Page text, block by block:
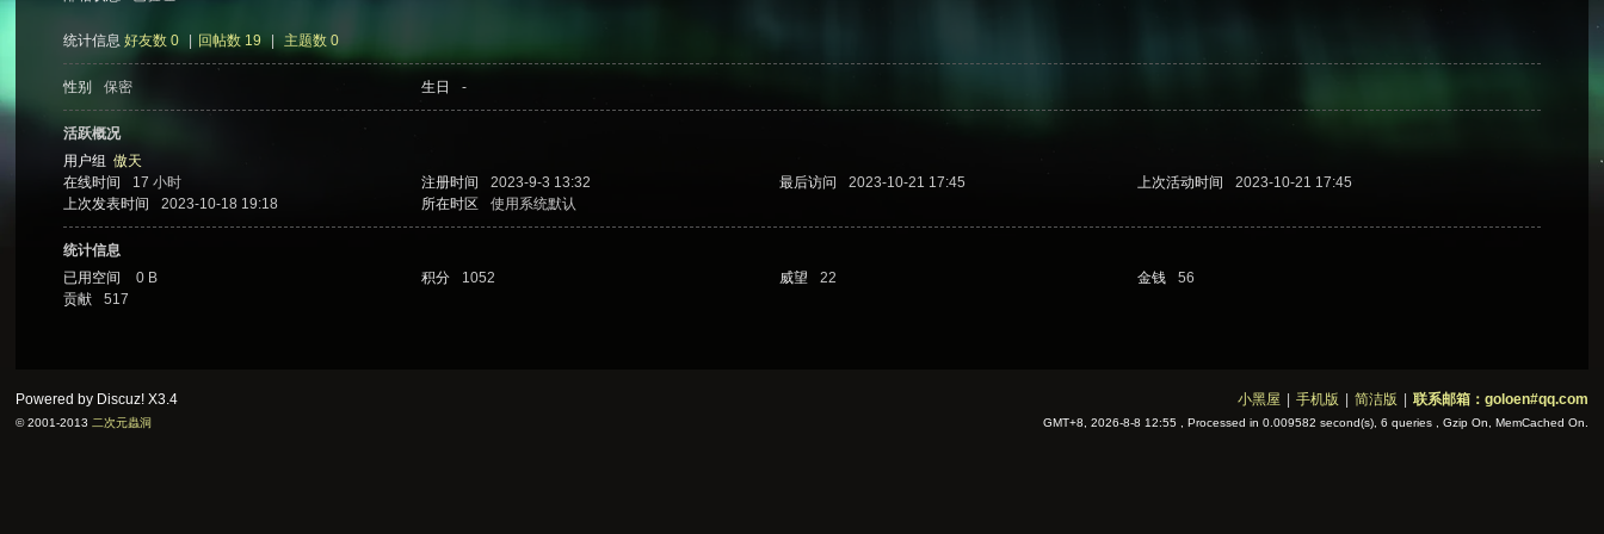
统计信息 好友数 0 回帖数 19 主题数 0
性别 保密 生日 -
活跃概况
用户组傲天
在线时间
17 小时 注册时间 2023-9-3 13:32 最后访问 2023-10-21 17:45 上次活动时间
2023-10-21 17:45
上次发表时间
2023-10-18 19:18 所在时区 使用系统默认
统计信息
已用空间
0 B 积分 1052 威望 22 金钱
56
贡献
517
小黑屋 手机版 简洁版 联系邮箱：goloen#qq.com
GMT+8, 2026-8-8 12:55 , Processed in 0.009582 second(s), 6 queries , Gzip On, MemCached On.
Powered by Discuz!X3.4
© 2001-2013 二次元蟲洞